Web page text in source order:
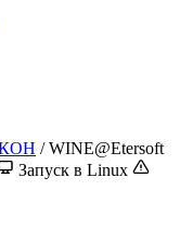
/ WINE@Etersoft
Запуск в Linux